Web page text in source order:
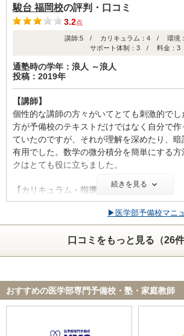
【カリキュラム・指導方針・授業内容】
自学自習の習慣がきちんとついている方は、
るカリキュラムだと思います。ただ私にはあ
た。 授業を受けるだけでなく、復習を徹底
す。また、大手予備校の中では自由度がとて
たくさん確保できます。 当たり前といえば当
備校のテキストだけでは演習が足りないので
【校舎内外の環境について（自習室、交通
ど） 】
大手とだけあって校舎は清潔で、自習室も
本の貸し出し（校外には持ち出せない）も
華街の天神に近く便利です。 遠方の生徒は寮
きます。周囲には安いスーパーやラーメン屋
生にとっても生活しやすいです。
きました。とても優しい方だったのですが
席についてもあまりうるさく言われません
駿台wikiで言われている、教材の押し売りに
た。
奨学金制度はありますが、河合塾などに比べ
駿台 福岡校の評判・口コミ
3.2点
講師:5 / カリキュラム：4 / 環
サポート体制：3 / 料金：3
通塾時の学年：浪人 ～浪人
投稿：2019年
【講師】
個性的な講師の方々がいてとても刺激的で
方が予備校のテキストだけではなく自分で作
ていたのですが、それが理解を深めたり、
有用でした。数学の微分積分を簡単にする方
クはとても役に立ちました。
【カリキュラム・指導方針・授業内容】
理系は医系コースと普通の理系クラスに大
らに志望校とレベルによってコースが分か
受けるクラスは上記のコースとテストによ
よって違いました。成績上位者は張り出さ
ました。
【校舎内外の環境について（自習室、交通
ど） 】
率直にいうとあまり良くありません。圧迫
議で使われるような長机に三人座って授業を
になってしまった時はとても窮屈な思いをす
続きを見る
▶医学部予備校マニ
口コミをもっと見る（26件
おすすめの医学部専門予備校・塾・家庭教師